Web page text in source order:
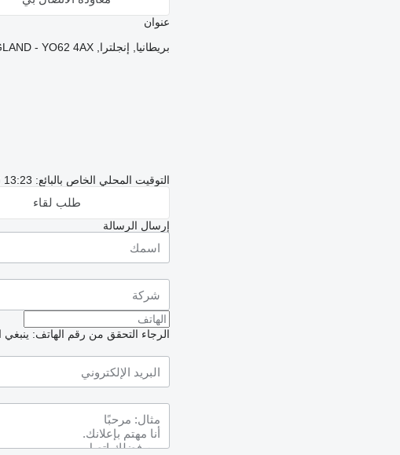
عنوان
بريطانيا, إنجلترا, SLINGSBY, CARR HOUSE FARM - GREEN DYKE LANE - SLINGSBY - YORK - NORTH YORKSHIRE - ENGLAND - YO62 4AX
التوقيت المحلي الخاص بالبائع: 13:23 (BST)
طلب لقاء
إرسال الرسالة
الرجاء التحقق من رقم الهاتف: ينبغي